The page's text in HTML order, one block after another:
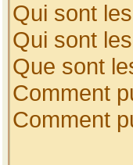
Qui sont
Qui sont
Que sont
Comment
Comment